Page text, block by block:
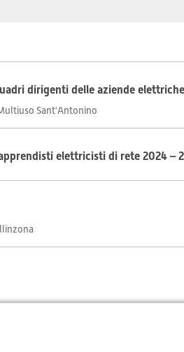
dirigenti delle aziende
Sant'Antonino
elettricisti di rete 2024 –